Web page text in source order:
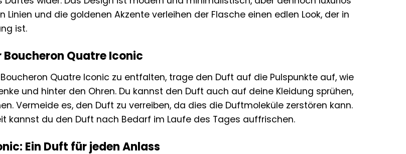
Linien und die goldenen Akzente verleihen der Flasche einen edlen Look, der in
ist.
Quatre Iconic
Quatre Iconic zu entfalten, trage den Duft auf die Pulspunkte auf, wie
und hinter den Ohren. Du kannst den Duft auch auf deine Kleidung sprühen,
Vermeide es, den Duft zu verreiben, da dies die Duftmoleküle zerstören kann.
kannst du den Duft nach Bedarf im Laufe des Tages auffrischen.
Ein Duft für jeden Anlass